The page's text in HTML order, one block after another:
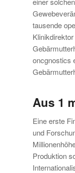
tausende
oncgnostics
Aus 1
Eine erste
und
Produktion